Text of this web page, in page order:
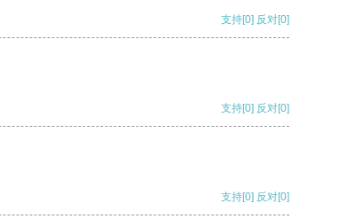
支持[0] 反对[0]
支持[0] 反对[0]
支持[0] 反对[0]